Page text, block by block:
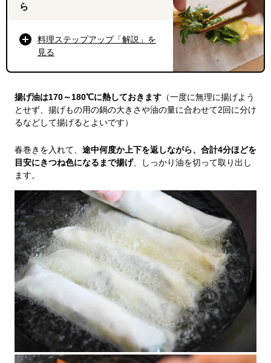
ら
料理ステップアップ「解説」を
見る
揚げ油は170～180℃に熱しておきます （一度に無理に揚げよう
とせず、揚げもの用の鍋の大きさや油の量に合わせて2回に分け
るなどして揚げるとよいです）
春巻きを入れて、 途中何度か上下を返しながら、合計4分ほどを
目安にきつね色になるまで揚げ、しっかり油を切って取り出し
ます。